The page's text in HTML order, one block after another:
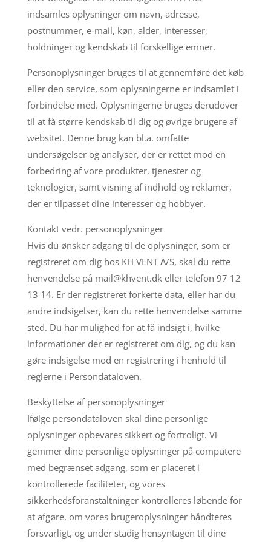
indsamles oplysninger om navn, adresse,
postnummer, e-mail, køn, alder, interesser,
holdninger og kendskab til forskellige emner.
Personoplysninger bruges til at gennemføre det køb
eller den service, som oplysningerne er indsamlet i
forbindelse med. Oplysningerne bruges derudover
til at få større kendskab til dig og øvrige brugere af
websitet. Denne brug kan bl.a. omfatte
undersøgelser og analyser, der er rettet mod en
forbedring af vore produkter, tjenester og
teknologier, samt visning af indhold og reklamer,
der er tilpasset dine interesser og hobbyer.
Kontakt vedr. personoplysninger
Hvis du ønsker adgang til de oplysninger, som er
registreret om dig hos KH VENT A/S, skal du rette
henvendelse på mail@khvent.dk eller telefon 97 12
13 14. Er der registreret forkerte data, eller har du
andre indsigelser, kan du rette henvendelse samme
sted. Du har mulighed for at få indsigt i, hvilke
informationer der er registreret om dig, og du kan
gøre indsigelse mod en registrering i henhold til
reglerne i Persondataloven.
Beskyttelse af personoplysninger
Ifølge persondataloven skal dine personlige
oplysninger opbevares sikkert og fortroligt. Vi
gemmer dine personlige oplysninger på computere
med begrænset adgang, som er placeret i
kontrollerede faciliteter, og vores
sikkerhedsforanstaltninger kontrolleres løbende for
at afgøre, om vores brugeroplysninger håndteres
forsvarligt, og under stadig hensyntagen til dine